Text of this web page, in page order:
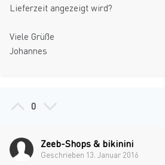
Lieferzeit angezeigt wird?
Viele Grüße
Johannes
0
Zeeb-Shops & bikinini
Geschrieben 13. Januar 2016